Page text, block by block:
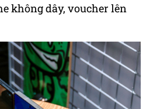
không dây, voucher lên